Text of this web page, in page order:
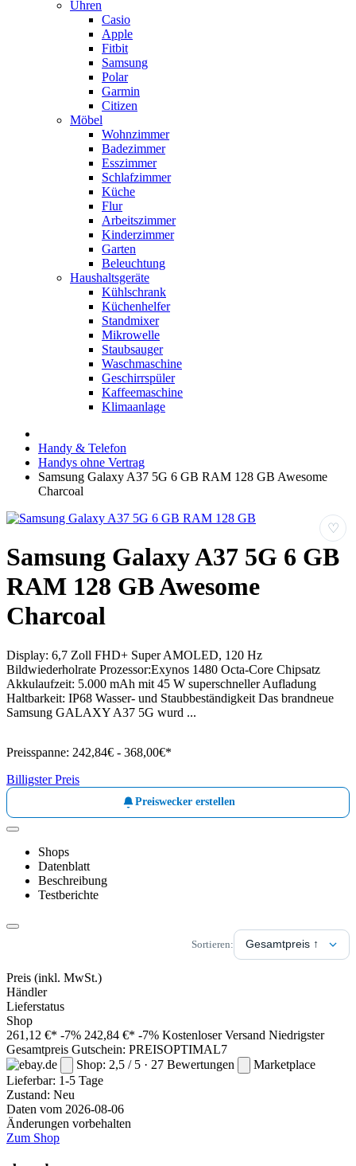
Uhren
Casio
Apple
Fitbit
Samsung
Polar
Garmin
Citizen
Möbel
Wohnzimmer
Badezimmer
Esszimmer
Schlafzimmer
Küche
Flur
Arbeitszimmer
Kinderzimmer
Garten
Beleuchtung
Haushaltsgeräte
Kühlschrank
Küchenhelfer
Standmixer
Mikrowelle
Staubsauger
Waschmaschine
Geschirrspüler
Kaffeemaschine
Klimaanlage
Handy & Telefon
Handys ohne Vertrag
Samsung Galaxy A37 5G 6 GB RAM 128 GB Awesome
Charcoal
♡
Samsung Galaxy A37 5G 6 GB
RAM 128 GB Awesome
Charcoal
Display: 6,7 Zoll FHD+ Super AMOLED, 120 Hz
Bildwiederholrate Prozessor:Exynos 1480 Octa‐Core Chipsatz
Akkulaufzeit: 5.000 mAh mit 45 W superschneller Aufladung
Haltbarkeit: IP68 Wasser- und Staubbeständigkeit Das brandneue
Samsung GALAXY A37 5G wurd ...
Preisspanne: 242,84€ - 368,00€*
Billigster Preis
Preiswecker erstellen
Shops
Datenblatt
Beschreibung
Testberichte
Sortieren:
Preis (inkl. MwSt.)
Händler
Lieferstatus
Shop
261,12 €* -7% 242,84 €* -7% Kostenloser Versand Niedrigster
Gesamtpreis Gutschein: PREISOPTIMAL7
Shop: 2,5 / 5 · 27 Bewertungen
Marketplace
Lieferbar: 1-5 Tage
Zustand: Neu
Daten vom 2026-08-06
Änderungen vorbehalten
Zum Shop